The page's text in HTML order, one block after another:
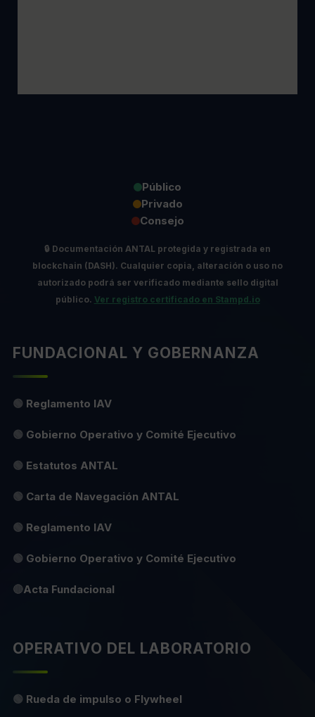
Público
Privado
Consejo
🔒 Documentación ANTAL protegida y registrada en
blockchain (DASH). Cualquier copia, alteración o uso no
autorizado podrá ser verificado mediante sello digital
público. Ver registro certificado en Stampd.io
FUNDACIONAL Y GOBERNANZA
🟢 Reglamento IAV
🟢 Gobierno Operativo y Comité Ejecutivo
🟢 Estatutos ANTAL
🟢 Carta de Navegación ANTAL
🟢 Reglamento IAV
🟢 Gobierno Operativo y Comité Ejecutivo
🔴Acta Fundacional
OPERATIVO DEL LABORATORIO
🟢 Rueda de impulso o Flywheel